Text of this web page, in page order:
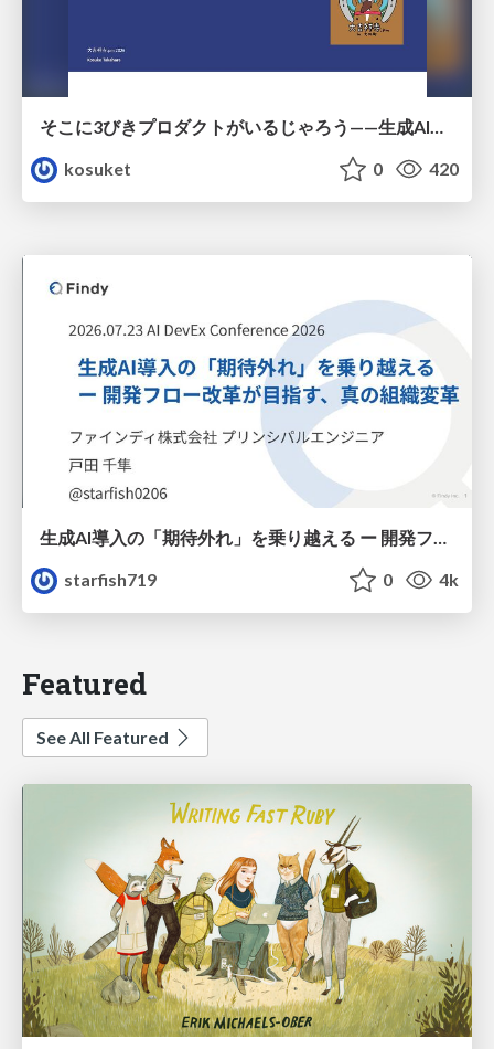
kosuket
0 420
生成AI導入の「期待外れ」を乗り越える ー 開発フロー改革が目指す、真の組織変革
starfish719
0 4k
Featured
See All Featured